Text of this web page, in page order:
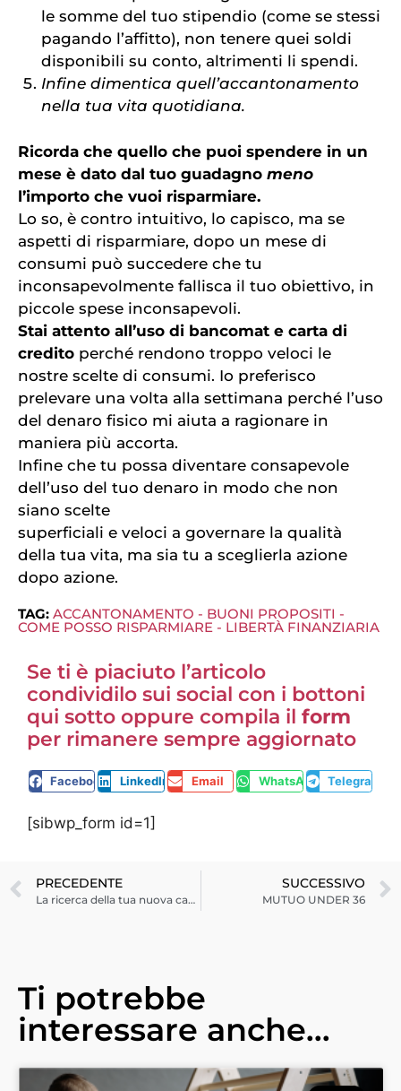
le somme del tuo stipendio (come se stessi
pagando l’affitto), non tenere quei soldi
disponibili su conto, altrimenti li spendi.
Infine dimentica quell’accantonamento
nella tua vita quotidiana.
Ricorda che quello che puoi spendere in un
mese è dato dal tuo guadagno meno
l’importo che vuoi risparmiare.
Lo so, è contro intuitivo, lo capisco, ma se
aspetti di risparmiare, dopo un mese di
consumi può succedere che tu
inconsapevolmente fallisca il tuo obiettivo, in
piccole spese inconsapevoli.
Stai attento all’uso di bancomat e carta di
credito perché rendono troppo veloci le
nostre scelte di consumi. Io preferisco
prelevare una volta alla settimana perché l’uso
del denaro fisico mi aiuta a ragionare in
maniera più accorta.
Infine che tu possa diventare consapevole
dell’uso del tuo denaro in modo che non
siano scelte
superficiali e veloci a governare la qualità
della tua vita, ma sia tu a sceglierla azione
dopo azione.
TAG: ACCANTONAMENTO - BUONI PROPOSITI -
COME POSSO RISPARMIARE - LIBERTÀ FINANZIARIA
Se ti è piaciuto l’articolo
condividilo sui social con i bottoni
qui sotto oppure compila il form
per rimanere sempre aggiornato
Facebook LinkedIn Email WhatsApp Telegram
[sibwp_form id=1]
PRECEDENTE
La ricerca della tua nuova casa: i fondamentali
SUCCESSIVO
MUTUO UNDER 36
Ti potrebbe
interessare anche...